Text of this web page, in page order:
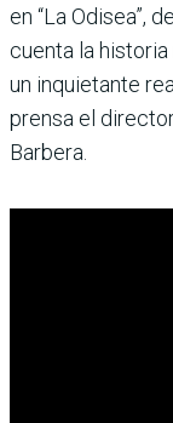
en “La Odisea”,
cuenta la
un inquietante
prensa el
Barbera.